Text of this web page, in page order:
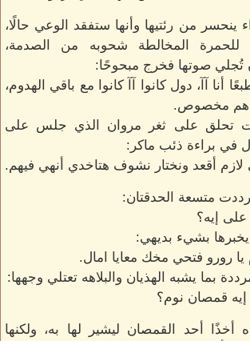
من رئتيها وأنها ستفقد الوعي حالًا،
للحمرة المخالطة شحوبه من الصدمة،
تُجلي صوتها فخرج مبحوحًا:
أنا آآ، دول كانوا آآ كانوا مع باقي الهدوم،
مخصوص.
تحلق على ثغر مروان الذي جلس على
في براءة ذئب ماكر:
أقعد ونختار نشوف هتاخدي أنهي فيهم.
متسعة الحدقتان:
على إيه؟
يخبرها بشيء بديهي:
رورو فتحي مخك معايا امال.
بما يشبه الهذيان والبلاهه تعتلي وجهها:
قمصان نوم؟
أخذًا أحد القمصان ليشير لها به، ولكنها